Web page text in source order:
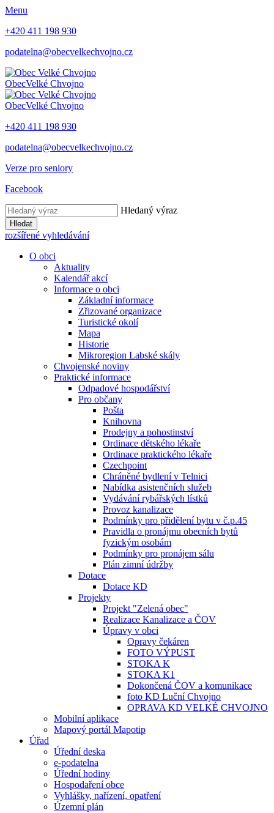
Menu
+420 411 198 930
podatelna@obecvelkechvojno.cz
ObecVelké Chvojno
ObecVelké Chvojno
+420 411 198 930
podatelna@obecvelkechvojno.cz
Verze pro seniory
Facebook
Hledaný výraz
Hledat
rozšířené vyhledávání
O obci
Aktuality
Kalendář akcí
Informace o obci
Základní informace
Zřizované organizace
Turistické okolí
Mapa
Historie
Mikroregion Labské skály
Chvojenské noviny
Praktické informace
Odpadové hospodářství
Pro občany
Pošta
Knihovna
Prodejny a pohostinství
Ordinace dětského lékaře
Ordinace praktického lékaře
Czechpoint
Chráněné bydlení v Telnici
Nabídka asistenčních služeb
Vydávání rybářských lístků
Provoz kanalizace
Podmínky pro přidělení bytu v č.p.45
Pravidla o pronájmu obecních bytů
fyzickým osobám
Podmínky pro pronájem sálu
Plán zimní údržby
Dotace
Dotace KD
Projekty
Projekt "Zelená obec"
Realizace Kanalizace a ČOV
Úpravy v obci
Opravy čekáren
FOTO VÝPUST
STOKA K
STOKA K1
Dokončená ČOV a komunikace
foto KD Luční Chvojno
OPRAVA KD VELKÉ CHVOJNO
Mobilní aplikace
Mapový portál Mapotip
Úřad
Úřední deska
e-podatelna
Úřední hodiny
Hospodaření obce
Vyhlášky, nařízení, opatření
Územní plán